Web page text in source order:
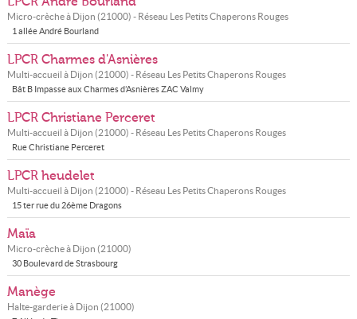
Micro-crèche à Dijon (21000) - Réseau Les Petits Chaperons Rouges
1 allée André Bourland
LPCR Charmes d'Asnières
Multi-accueil à Dijon (21000) - Réseau Les Petits Chaperons Rouges
Bât B Impasse aux Charmes d’Asnières ZAC Valmy
LPCR Christiane Perceret
Multi-accueil à Dijon (21000) - Réseau Les Petits Chaperons Rouges
Rue Christiane Perceret
LPCR heudelet
Multi-accueil à Dijon (21000) - Réseau Les Petits Chaperons Rouges
15 ter rue du 26ème Dragons
Maïa
Micro-crèche à Dijon (21000)
30 Boulevard de Strasbourg
Manège
Halte-garderie à Dijon (21000)